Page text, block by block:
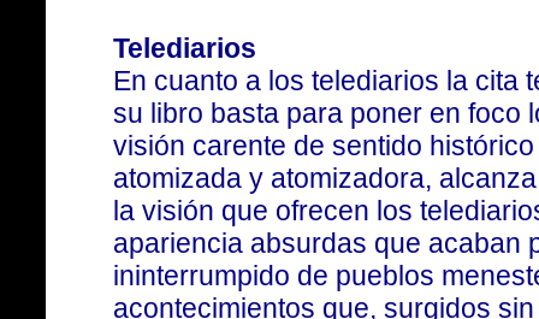
Telediarios
En cuanto a los telediarios la cita
su libro basta para poner en
visión carente de sentido
atomizada y atomizadora,
la visión que ofrecen los
apariencia absurdas que acaban
ininterrumpido de pueblos
acontecimientos que, surgidos